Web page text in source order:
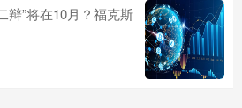
辩”将在10月？福克斯